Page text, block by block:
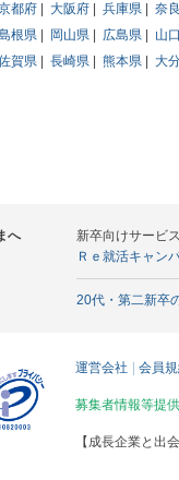
都府 大阪府 兵庫県 奈
根県 岡山県 広島県 山
賀県 長崎県 熊本県 大
へ
新卒向けサービ
Ｒｅ就活キャン
20代・第二新卒
運営会社 会員
募集者情報等提
【成長企業と出